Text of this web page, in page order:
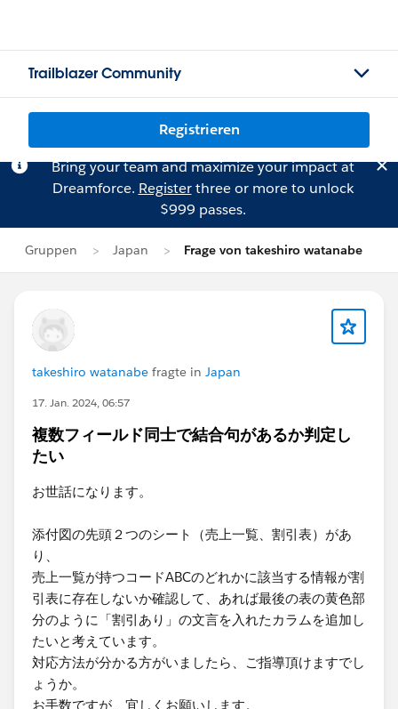
Trailblazer Community
Registrieren
Bring your team and maximize your impact at
Dreamforce. Registerthree or more to unlock
$999 passes.
Gruppen Japan Frage von takeshiro watanabe
takeshiro watanabe fragte in Japan
17. Jan. 2024, 06:57
複数フィールド同士で結合句があるか判定し
たい
お世話になります。
添付図の先頭２つのシート（売上一覧、割引表）があ
り、
売上一覧が持つコードABCのどれかに該当する情報が割
引表に存在しないか確認して、あれば最後の表の黄色部
分のように「割引あり」の文言を入れたカラムを追加し
たいと考えています。
対応方法が分かる方がいましたら、ご指導頂けますでし
ょうか。
お手数ですが、宜しくお願いします。